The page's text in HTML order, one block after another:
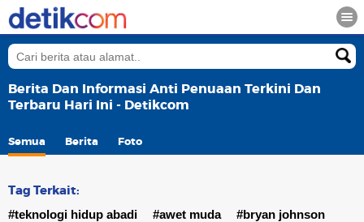
Berita Dan Informasi Anti Penuaan Terkini Dan
Terbaru Hari Ini - Detikcom
Semua Berita Foto
Tag Terkait:
#teknologi hidup abadi #awet muda
#bryan johnson